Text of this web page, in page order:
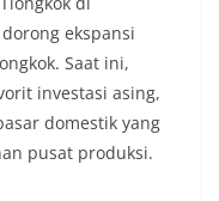
ekspansi
Saat ini,
investasi asing,
domestik yang
pusat produksi.